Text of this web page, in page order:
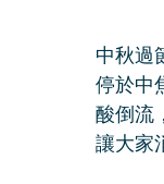
中秋過
停於中
酸倒流
讓大家